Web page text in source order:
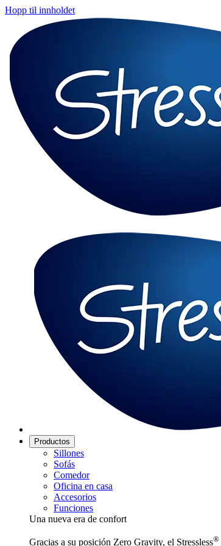
Hopp til innholdet
Productos
Sillones
Sofás
Comedor
Oficina en casa
Accesorios
Funciones
Una nueva era de confort
Gracias a su posición Zero Gravity, el Stressless®